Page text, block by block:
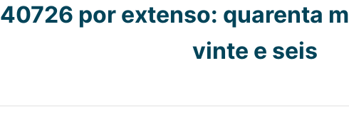
40726 por extenso: quarenta
vinte e seis